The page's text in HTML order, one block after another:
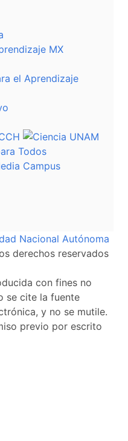
Nacional Autónoma
derechos reservados
con fines no
se cite la fuente
y no se mutile.
previo por escrito